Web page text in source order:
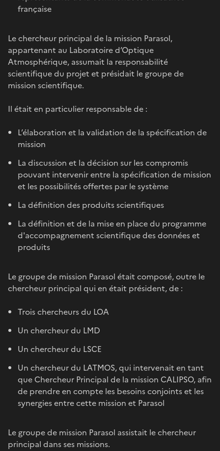
française
Le chercheur principal de la mission Parasol,
appartenant au Laboratoire d’Optique
Atmosphérique, assumait la responsabilité
scientifique du projet et présidait le groupe de
mission scientifique.
Il était en particulier responsable de :
L’élaboration et la validation de la spécification de
mission
La discussion et la décision sur les compromis
pouvant intervenir entre la spécification de mission
et les possibilités offertes par le système
La définition des produits scientifiques
La définition et de la mise en place du programme
d'accompagnement scientifique des données et
produits
Le groupe de mission Parasol était composé, outre le
chercheur principal qui en était président, de :
Trois chercheurs du LOA
Un chercheur du LMD
Un chercheur du LSCE
Un chercheur du LATMOS, qui intervenait en tant
que Chercheur Principal de la mission CALIPSO, afin
de prendre en compte les besoins conjoints et les
synergies entre cette mission et Parasol
Le groupe de mission Parasol assistait le chercheur
principal dans ses missions.